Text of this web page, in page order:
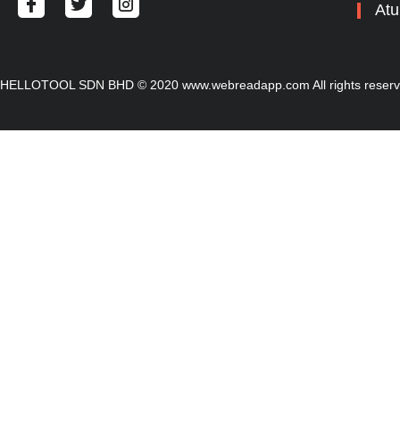
HELLOTOOL SDN BHD © 2020 www.webreadapp.com All rights